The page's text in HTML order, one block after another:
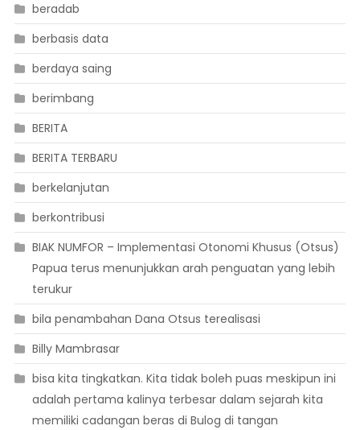
beradab
berbasis data
berdaya saing
berimbang
BERITA
BERITA TERBARU
berkelanjutan
berkontribusi
BIAK NUMFOR – Implementasi Otonomi Khusus (Otsus)
Papua terus menunjukkan arah penguatan yang lebih
terukur
bila penambahan Dana Otsus terealisasi
Billy Mambrasar
bisa kita tingkatkan. Kita tidak boleh puas meskipun ini
adalah pertama kalinya terbesar dalam sejarah kita
memiliki cadangan beras di Bulog di tangan